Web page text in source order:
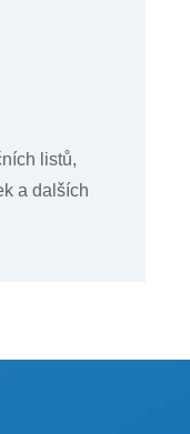
listů,
a dalších